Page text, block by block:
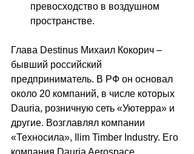
превосходство в воздушном
пространстве.
Глава Destinus Михаил Кокорич –
бывший российский
предприниматель. В РФ он основал
около 20 компаний, в числе которых
Dauria, розничную сеть «Уютерра» и
другие. Возглавлял компании
«Техносила», Ilim Timber Industry. Его
компания Dauria Aerospace